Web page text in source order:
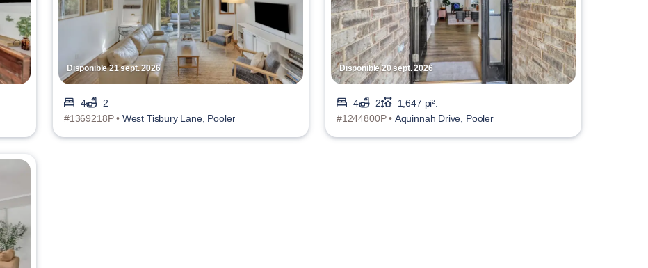
Disponible 21 sept. 2026
4
2
#1369218P • West Tisbury Lane, Pooler
Disponible 20 sept. 2026
4 2
1,647 pi².
#1244800P • Aquinnah Drive, Pooler